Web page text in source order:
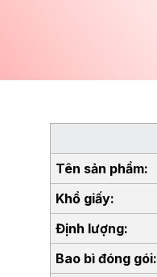
Tên sản phẩm:
Khổ giấy:
Định lượng:
Bao bì đóng gói: